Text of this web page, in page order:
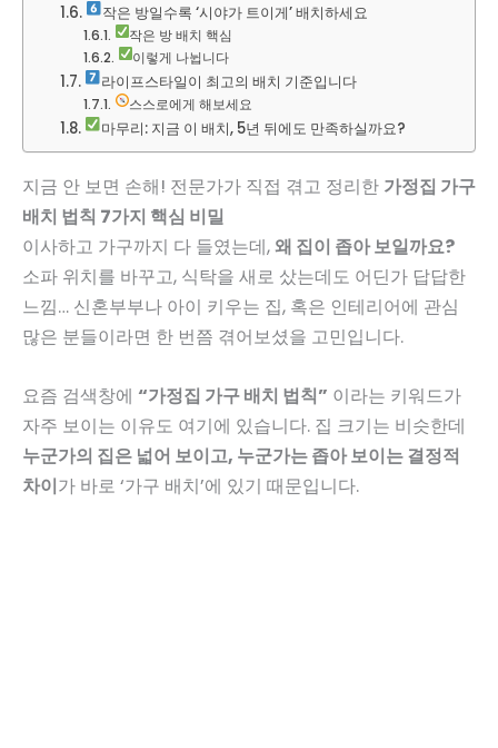
작은 방일수록 ‘시야가 트이게’ 배치하세요
작은 방 배치 핵심
이렇게 나뉩니다
라이프스타일이 최고의 배치 기준입니다
스스로에게 해보세요
마무리: 지금 이 배치, 5년 뒤에도 만족하실까요?
지금 안 보면 손해! 전문가가 직접 겪고 정리한 가정집 가구
배치 법칙 7가지 핵심 비밀
이사하고 가구까지 다 들였는데,왜 집이 좁아 보일까요?
소파 위치를 바꾸고, 식탁을 새로 샀는데도 어딘가 답답한
느낌… 신혼부부나 아이 키우는 집, 혹은 인테리어에 관심
많은 분들이라면 한 번쯤 겪어보셨을 고민입니다.
요즘 검색창에 “가정집 가구 배치 법칙” 이라는 키워드가
자주 보이는 이유도 여기에 있습니다. 집 크기는 비슷한데
누군가의 집은 넓어 보이고, 누군가는 좁아 보이는 결정적
차이가 바로 ‘가구 배치’에 있기 때문입니다.